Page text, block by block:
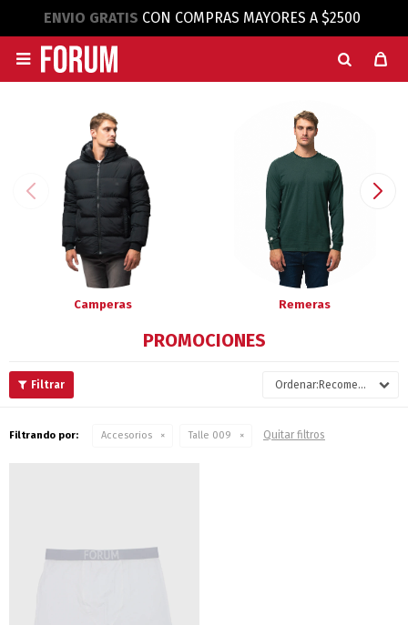
ENVIO GRATIS CON COMPRAS MAYORES A $2500

Camperas Remeras
PROMOCIONES
Recomendados
Filtrando por: Accesorios Talle 009 Quitar filtros